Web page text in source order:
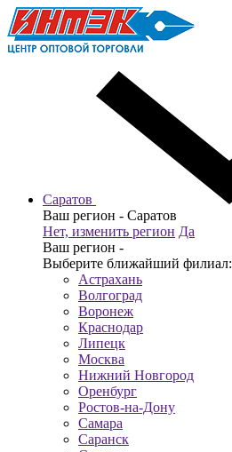
Саратов
Ваш регион - Саратов
Нет, изменить регион Да
Ваш регион -
Выберите ближайший филиал:
Астрахань
Волгоград
Воронеж
Краснодар
Липецк
Москва
Нижний Новгород
Оренбург
Ростов-на-Дону
Самара
Саранск